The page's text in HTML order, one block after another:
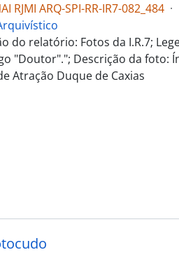
RJMI ARQ-SPI-RR-IR7-082_484 ·
do relatório: Fotos da I.R.7;
"Doutor"."; Descrição da foto:
Atração Duque de Caxias